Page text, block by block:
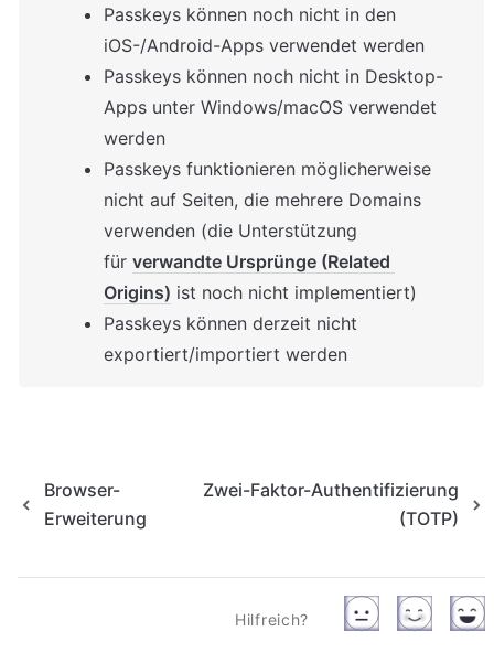
Passkeys können noch nicht in den
iOS-/Android-Apps verwendet werden
Passkeys können noch nicht in Desktop-
Apps unter Windows/macOS verwendet
werden
Passkeys funktionieren möglicherweise
nicht auf Seiten, die mehrere Domains
verwenden (die Unterstützung
für verwandte Ursprünge (Related
Origins) ist noch nicht implementiert)
Passkeys können derzeit nicht
exportiert/importiert werden
Browser-
Erweiterung
Zwei-Faktor-Authentifizierung
(TOTP)
Hilfreich?